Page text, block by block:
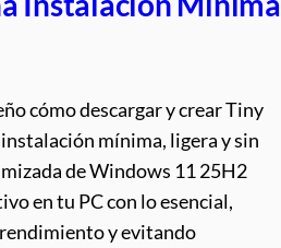
cómo descargar y crear Tiny
mínima, ligera y sin
de Windows 11 25H2
en tu PC con lo esencial,
y evitando